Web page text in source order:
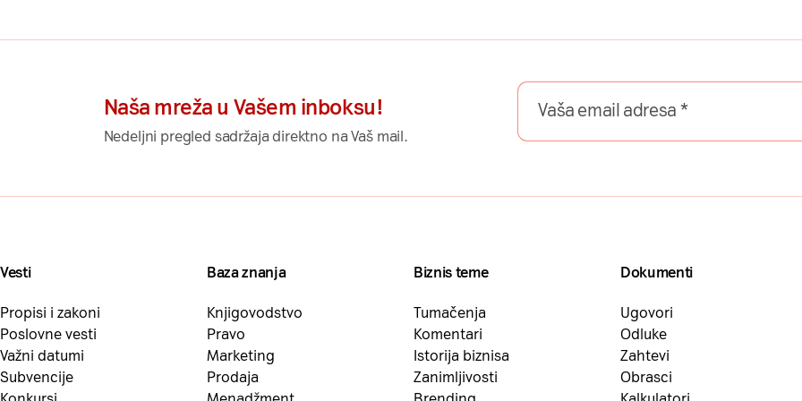
Naša mreža u Vašem inboksu!
Nedeljni pregled sadržaja direktno na Vaš mail.
Vesti
Propisi i zakoni
Poslovne vesti
Važni datumi
Subvencije
Baza znanja
Knjigovodstvo
Pravo
Marketing
Prodaja
Biznis teme
Tumačenja
Komentari
Istorija biznisa
Zanimljivosti
Dokumenti
Ugovori
Odluke
Zahtevi
Obrasci